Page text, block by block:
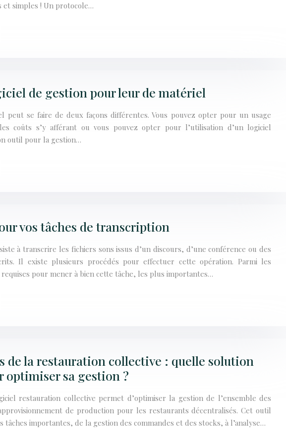
et simples ! Un protocole…
de gestion pour leur de matériel
peut se faire de deux façons différentes. Vous pouvez opter pour un usage
coûts s’y afférant ou vous pouvez opter pour l’utilisation d’un logiciel
outil pour la gestion…
vos tâches de transcription
à transcrire les fichiers sons issus d’un discours, d’une conférence ou des
Il existe plusieurs procédés pour effectuer cette opération. Parmi les
pour mener à bien cette tâche, les plus importantes…
de la restauration collective : quelle solution
optimiser sa gestion ?
restauration collective permet d’optimiser la gestion de l’ensemble des
de production pour les restaurants décentralisés. Cet outil
tâches importantes, de la gestion des commandes et des stocks, à l’analyse…